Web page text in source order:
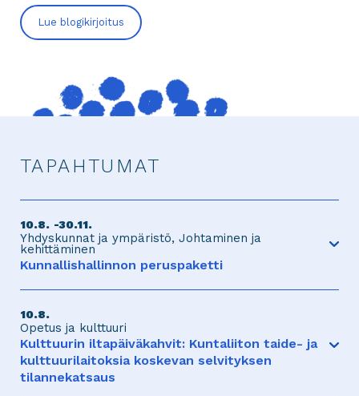
Lue blogikirjoitus
TAPAHTUMAT
10.8. 30.11.
Yhdyskunnat ja ympäristö Johtaminen ja
kehittäminen
Avaa
Kunnallishallinnon peruspaketti
Kunnallishallinnon peruspaketti on
kokonaisuus, joka tarjoaa helposti lähestyttävän
tavan kuntien hallinnon ja toiminnan ymmärtämiseen.
Kokonaisuus antaa sekä uusille työntekijöille että
kokeneemmille osaajille varman perustan ymmärtää
päätöksentekoa, asiakirjoja, julkisuutta, salassapitoa,
10.8.
Opetus ja kulttuuri
Avaa
tapahtuma
Kulttuurin iltapäiväkahvit: Kuntaliiton taide- ja
kulttuurilaitoksia koskevan selvityksen
tilannekatsaus